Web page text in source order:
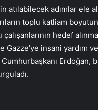
atılabilecek adımlar ele
toplu katliam
hedef
Gazze’ye insani
Erdoğan,